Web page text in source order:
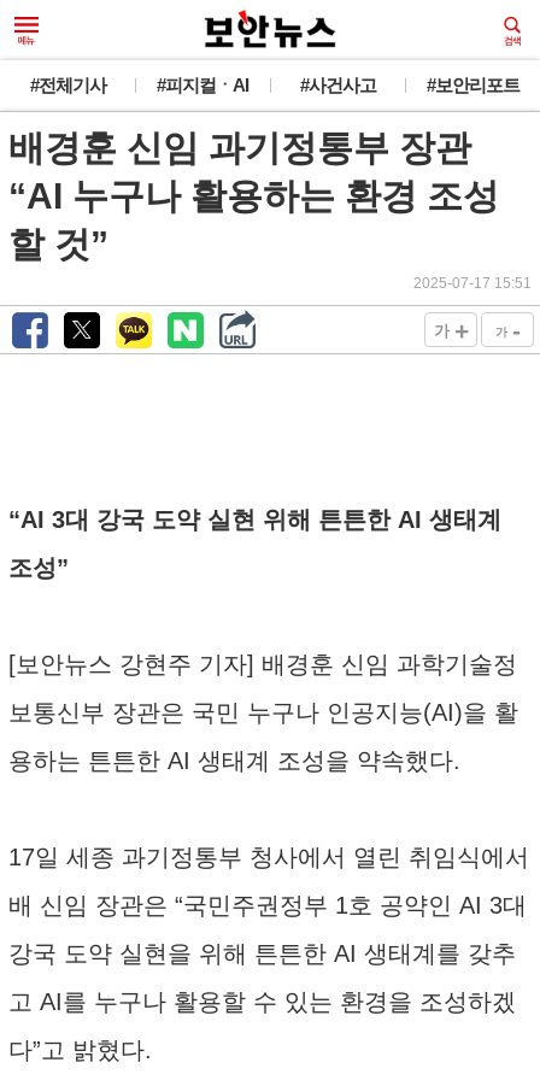
#전체기사 #피지컬ㆍAI #사건사고 #보안리포트
배경훈 신임 과기정통부 장관
“AI 누구나 활용하는 환경 조성
할 것”
2025-07-17 15:51
가 + 가 -
“AI 3대 강국 도약 실현 위해 튼튼한 AI 생태계
조성”
[보안뉴스 강현주 기자] 배경훈 신임 과학기술정
보통신부 장관은 국민 누구나 인공지능(AI)을 활
용하는 튼튼한 AI 생태계 조성을 약속했다.
17일 세종 과기정통부 청사에서 열린 취임식에서
배 신임 장관은 “국민주권정부 1호 공약인 AI 3대
강국 도약 실현을 위해 튼튼한 AI 생태계를 갖추
고 AI를 누구나 활용할 수 있는 환경을 조성하겠
다”고 밝혔다.